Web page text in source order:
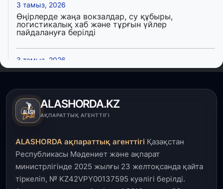
3 тамыз, 2026
Өңірлерде жаңа вокзалдар, су құбыры,
логистикалық хаб және тұрғын үйлер
пайдалануға берілді
3 тамыз, 2026
Қызылордада 300 орындық аурухана,
салынып жатыр
1 тамыз, 2026
31 шілде, 2026
Ақмола облысындағы кездесуде кәсіпкерлер мен
ұстаздар «Әділет» партиясына өз ұсыныстарын
ALASHORDA.KZ
АҚПАРАТТЫҚ АГЕНТТІГІ
ALASHORDA ақпараттық агенттігі Қазақстан
Республикасы Мәдениет және ақпарат
министрлігінде 2025 жылғы 23 желтоқсанда қайта
тіркеліп, № KZ42VPY00137595 куәлігі берілді.